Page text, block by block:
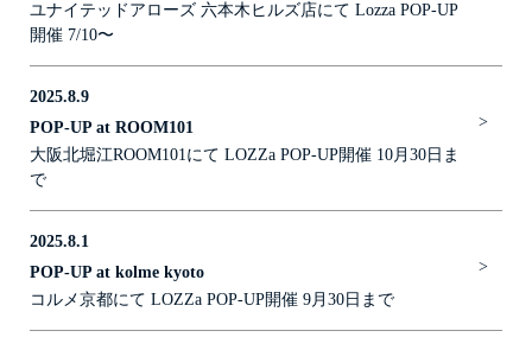
ユナイテッドアローズ 六本木ヒルズ店にて Lozza POP-UP
開催 7/10〜
2025.8.9
POP-UP at ROOM101
大阪北堀江ROOM101にて LOZZa POP-UP開催 10月30日ま
で
>
2025.8.1
POP-UP at kolme kyoto
コルメ京都にて LOZZa POP-UP開催 9月30日まで
>